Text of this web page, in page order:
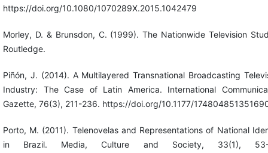
https://doi.org/10.1080/1070289X.2015.1042479
Morley, D. & Brunsdon, C. (1999). The Nationwide Television
Routledge.
Piñón, J. (2014). A Multilayered Transnational Broadcasting
Industry: The Case of Latin America. International
Gazette, 76(3), 211-236. https://doi.org/10.1177/
Porto, M. (2011). Telenovelas and Representations of National
in Brazil. Media, Culture and Society, 33(1), 53-